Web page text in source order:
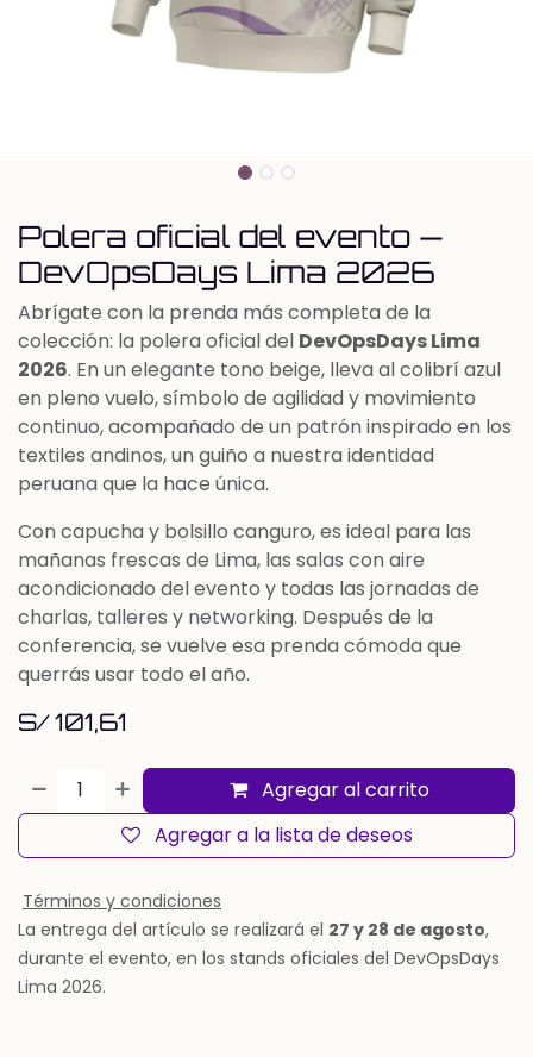
Polera oficial del evento —
DevOpsDays Lima 2026
Abrígate con la prenda más completa de la
colección: la polera oficial del DevOpsDays Lima
2026. En un elegante tono beige, lleva al colibrí azul
en pleno vuelo, símbolo de agilidad y movimiento
continuo, acompañado de un patrón inspirado en los
textiles andinos, un guiño a nuestra identidad
peruana que la hace única.
Con capucha y bolsillo canguro, es ideal para las
mañanas frescas de Lima, las salas con aire
acondicionado del evento y todas las jornadas de
charlas, talleres y networking. Después de la
conferencia, se vuelve esa prenda cómoda que
querrás usar todo el año.
S/101,61
Agregar al carrito
Agregar a la lista de deseos
Términos y condiciones
La entrega del artículo se realizará el 27 y 28 de agosto,
durante el evento, en los stands oficiales del DevOpsDays
Lima 2026.